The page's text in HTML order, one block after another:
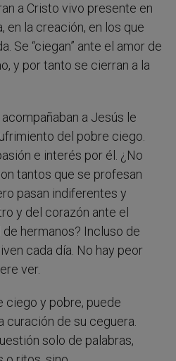
a Cristo vivo presente en
en la creación, en los que
Se “ciegan” ante el amor de
y por tanto se cierran a la
a Jesús le
del pobre ciego.
e interés por él. ¿No
tantos que se profesan
pasan indiferentes y
y del corazón ante el
hermanos? Incluso de
cada día. No hay peor
ver.
ciego y pobre, puede
curación de su ceguera.
solo de palabras,